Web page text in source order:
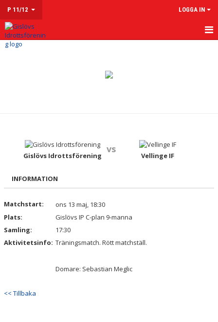
P 11/12 LOGGA IN
HEM
KONTAKTGislövs Idrottsförening
vs
Vellinge IF
INFORMATION
Matchstart:
ons 13 maj, 18:30
Plats:
Gislövs IP C-plan 9-manna
Samling:
17:30
Aktivitetsinfo: Träningsmatch. Rött matchställ.
Domare: Sebastian Meglic
<< Tillbaka